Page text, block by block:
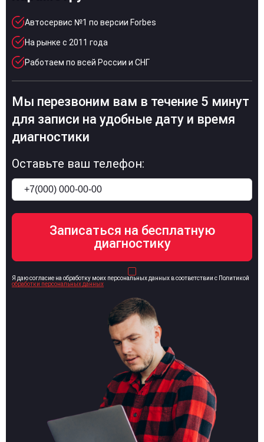
Автосервис №1 по версии Forbes
На рынке с 2011 года
Работаем по всей России и СНГ
Мы перезвоним вам в течение 5 минут
для записи на удобные дату и время
диагностики
Оставьте ваш телефон:
Я даю согласие на обработку моих персональных данных в соответствии с Политикой
обработки персональных данных